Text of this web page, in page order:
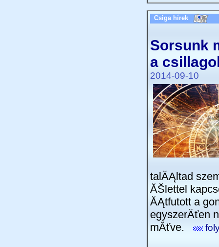
Csiga hírek
Sorsunk
a
2014-09-10
talĂĄltad
ĂŠlettel
ĂĄtfutott a
egyszerĂťen
mĂťve.